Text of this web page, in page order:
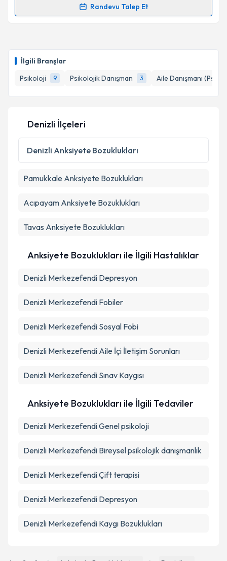
İlgili Branşlar
Psikoloji
9 Psikolojik Danışman 3 Aile Danışmanı
Randevu Talep Et
Randevu Takvimi Talebi
takvim hazırlandığında e-posta ile bilgilendireceğiz.
E-posta Adresiniz
Kişisel verilerimin işlenmesine ilişkinAydınlatma
Metni
'ni okudum ve kişisel verilerimin belirtilen
kapsamda işlenmesini kabul ediyorum.
Denizli İlçeleri
Denizli Anksiyete Bozuklukları
Pamukkale Anksiyete Bozuklukları
Acıpayam Anksiyete Bozuklukları
Tavas Anksiyete Bozuklukları
Anksiyete Bozuklukları ile İlgili Hastalıklar
Denizli Merkezefendi Depresyon
Denizli Merkezefendi Fobiler
Denizli Merkezefendi Sosyal Fobi
Denizli Merkezefendi Aile İçi İletişim Sorunları
Denizli Merkezefendi Sınav Kaygısı
Anksiyete Bozuklukları ile İlgili Tedaviler
Denizli Merkezefendi Genel psikoloji
Denizli Merkezefendi Bireysel psikolojik danışmanlık
Denizli Merkezefendi Çift terapisi
Denizli Merkezefendi Depresyon
Denizli Merkezefendi Kaygı Bozuklukları